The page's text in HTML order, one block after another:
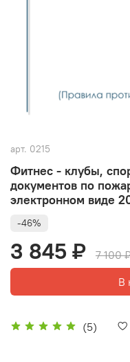
арт. 0215
Фитнес - клубы,
документов по
электронном виде
(5)
-46%
3 845 ₽
7 100
В